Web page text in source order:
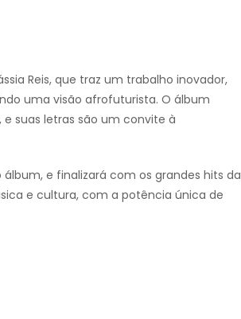
Reis, que traz um trabalho inovador,
uma visão afrofuturista. O álbum
, e suas letras são um convite à
e finalizará com os grandes hits da
e cultura, com a potência única de